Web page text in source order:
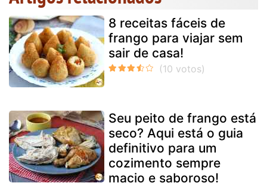
8 receitas fáceis de
frango para viajar sem
sair de casa!
Seu peito de frango está
seco? Aqui está o guia
definitivo para um
cozimento sempre
macio e saboroso!